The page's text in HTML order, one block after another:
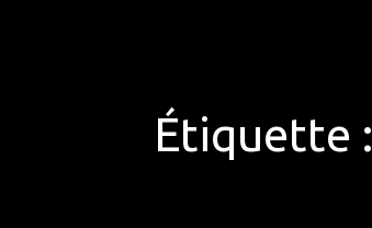
Étiquette :